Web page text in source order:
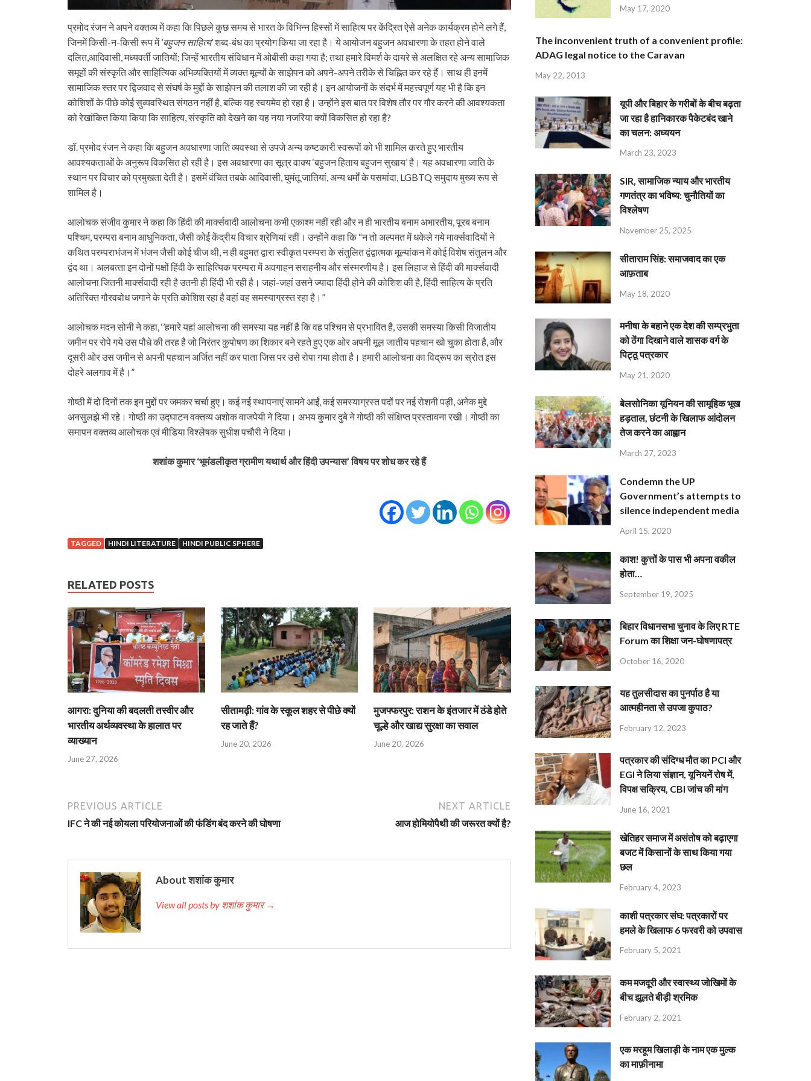
प्रमोद रंजन ने अपने वक्तव्य में कहा कि पिछले कुछ समय से भारत के विभिन्न हिस्सों में साहित्य पर केंद्रित ऐसे अनेक कार्यक्रम होने लगे हैं,
जिनमें किसी-न-किसी रूप में‘बहुजन साहित्य’शब्द-बंध का प्रयोग किया जा रहा है। ये आयोजन बहुजन अवधारणा के तहत होने वाले
दलित,आदिवासी, मध्यवर्ती जातियों; जिन्हें भारतीय संविधान में ओबीसी कहा गया है; तथा हमारे विमर्श के दायरे से अलक्षित रहे अन्य सामाजिक
समूहों की संस्कृति और साहित्यिक अभिव्यक्तियों में व्यक्त मूल्यों के साझेपन को अपने-अपने तरीके से चिह्नित कर रहे हैं। साथ ही इनमें
सामाजिक स्तर पर द्विजवाद से संघर्ष के मुद्दों के साझेपन की तलाश की जा रही है। इन आयोजनों के संदर्भ में महत्त्वपूर्ण यह भी है कि इन
कोशिशों के पीछे कोई सुव्यवस्थित संगठन नहीं है, बल्कि यह स्वयमेव हो रहा है। उन्होंने इस बात पर विशेष तौर पर गौर करने की आवश्यकता
को रेखांकित किया किया कि साहित्य, संस्कृति को देखने का यह नया नजरिया क्यों विकसित हो रहा है?
डॉ. प्रमोद रंजन ने कहा कि बहुजन अवधारणा जाति व्यवस्था से उपजे अन्य कष्टकारी स्वरूपों को भी शामिल करते हुए भारतीय
आवश्यकताओं के अनुरूप विकसित हो रही है। इस अवधारणा का सूत्र वाक्य ‘बहुजन हिताय बहुजन सुखाय’ है। यह अवधारणा जाति के
स्थान पर विचार को प्रमुखता देती है। इसमें वंचित तबके आदिवासी, घुमंतू जातियां, अन्य धर्मों के पसमांदा, LGBTQ समुदाय मुख्य रूप से
शामिल है।
आलोचक संजीव कुमार ने कहा कि हिंदी की मार्क्सवादी आलोचना कभी एकाश्‍म नहीं रही और न ही भारतीय बनाम अभारतीय, पूरब बनाम
पश्चिम, परम्परा बनाम आधुनिकता, जैसी कोई केंद्रीय विचार श्रेणियां रहीं। उन्होंने कहा कि “न तो अल्पमत में धकेले गये मार्क्सवादियों ने
कथित परम्पराभंजन में भंजन जैसी कोई चीज थी, न ही बहुमत द्वारा स्वीकृत परम्परा के संतुलित द्वंद्वात्मक मूल्यांकन में कोई विशेष संतुलन और
द्वंद था। अलबत्‍ता इन दोनों पक्षों हिंदी के साहित्यिक परम्परा में अवगाहन सराहनीय और संस्मरणीय है। इस लिहाज से हिंदी की मार्क्सवादी
आलोचना जितनी मार्क्सवादी रही है उतनी ही हिंदी भी रही है। जहां-जहां उसने ज्यादा हिंदी होने की कोशिश की है, हिंदी साहित्य के प्रति
अतिरिक्त गौरवबोध जगाने के प्रति कोशिश रहा है वहां वह समस्याग्रस्त रहा है।”
आलोचक मदन सोनी ने कहा, ‘’हमारे यहांआलोचना कीसमस्या यह नहीं है कि वह पश्चिम से प्रभावित है, उसकी समस्या किसी विजातीय
जमीन पर रोपे गये उस पौधे की तरह है जो निरंतर कुपोषण का शिकार बने रहते हुए एक ओर अपनी मूल जातीय पहचान खो चुका होता है, और
दूसरी ओर उस जमीन से अपनी पहचान अर्जित नहीं कर पाता जिस पर उसे रोपा गया होता है। हमारी आलोचना का विद्रूप का स्रोत इस
दोहरे अलगाव में है।”
गोष्ठी में दो दिनों तक इन मुद्दों पर जमकर चर्चा हुए। कई नई स्थापनाएं सामने आईं, कई समस्याग्रस्त पदों पर नई रोशनी पड़ी, अनेक मुद्दे
अनसुलझे भी रहे। गोष्ठी का उद्घाटन वक्तव्य अशोक वाजपेयी ने दिया। अभय कुमार दुबे ने गोष्ठी की संक्षिप्त प्रस्तावना रखी। गोष्ठी का
समापन वक्तव्य आलोचक एवं मीडिया विश्लेषक सुधीश पचौरी ने दिया।
शशांक कुमार ‘भूमंडलीकृत ग्रामीण यथार्थ और हिंदी उपन्यास’ विषय पर शोध कर रहे हैं
TAGGED HINDI LITERATURE HINDI PUBLIC SPHERE
RELATED POSTS
आगरा: दुनिया की बदलती तस्वीर और
भारतीय अर्थव्यवस्था के हालात पर
व्याख्यान
June 27, 2026
सीतामढ़ी: गांव के स्कूल शहर से पीछे क्यों
रह जाते हैं?
June 20, 2026
मुजफ्फरपुर: राशन के इंतजार में ठंडे होते
चूल्हे और खाद्य सुरक्षा का सवाल
June 20, 2026
PREVIOUS ARTICLE
IFC ने की नई कोयला परियोजनाओं की फंडिंग बंद करने की घोषणा
NEXT ARTICLE
आज होमियोपैथी की जरूरत क्यों है?
About शशांक कुमार
View all posts by शशांक कुमार →
May 17, 2020
The inconvenient truth of a convenient profile:
ADAG legal notice to the Caravan
May 22, 2013
यूपी और बिहार के गरीबों के बीच बढ़ता
जा रहा है हानिकारक पैकेटबंद खाने
का चलन: अध्ययन
March 23, 2023
SIR, सामाजिक न्याय और भारतीय
गणतंत्र का भविष्य: चुनौतियों का
विश्लेषण
November 25, 2025
सीताराम सिंह: समाजवाद का एक
आफ़ताब
May 18, 2020
मनीषा के बहाने एक देश की सम्प्रभुता
को ठेंगा दिखाने वाले शासक वर्ग के
पिट्ठू पत्रकार
May 21, 2020
बेलसोनिका यूनियन की सामूहिक भूख
हड़ताल, छंटनी के खिलाफ आंदोलन
तेज करने का आह्वान
March 27, 2023
Condemn the UP
Government’s attempts to
silence independent media
April 15, 2020
काश! कुत्तों के पास भी अपना वकील
होता…
September 19, 2025
बिहार विधानसभा चुनाव के लिए RTE
Forum का शिक्षा जन-घोषणापत्र
October 16, 2020
यह तुलसीदास का पुनर्पाठ है या
आत्महीनता से उपजा कुपाठ?
February 12, 2023
पत्रकार की संदिग्ध मौत का PCI और
EGI ने लिया संज्ञान, यूनियनें रोष में,
विपक्ष सक्रिय, CBI जांच की मांग
June 16, 2021
खेतिहर समाज में असंतोष को बढ़ाएगा
बजट में किसानों के साथ किया गया
छल
February 4, 2023
काशी पत्रकार संघ: पत्रकारों पर
हमले के खिलाफ 6 फरवरी को उपवास
February 5, 2021
कम मजदूरी और स्वास्थ्य जोखिमों के
बीच झूलते बीड़ी श्रमिक
February 2, 2021
एक मरहूम खिलाड़ी के नाम एक मुल्क
का माफ़ीनामा